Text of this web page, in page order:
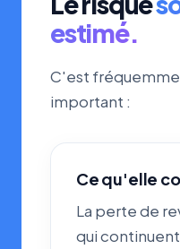
estimé.
C'est
important :
Ce qu'elle
La perte de
qui